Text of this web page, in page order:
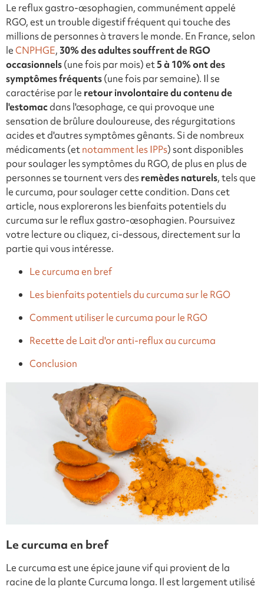
Le reflux gastro-œsophagien, communément appelé
RGO, est un trouble digestif fréquent qui touche des
millions de personnes à travers le monde. En France, selon
leCNPHGE, 30% des adultes souffrent de RGO
occasionnels(une fois par mois) et5 à 10% ont des
symptômes fréquents(une fois par semaine). Il se
caractérise par le retour involontaire du contenu de
l'estomacdans l'œsophage, ce qui provoque une
sensation de brûlure douloureuse, des régurgitations
acides et d'autres symptômes gênants. Si de nombreux
médicaments (etnotamment les IPPs) sont disponibles
pour soulager les symptômes du RGO, de plus en plus de
personnes se tournent vers desremèdes naturels, tels que
le curcuma, pour soulager cette condition. Dans cet
article, nous explorerons les bienfaits potentiels du
curcuma sur le reflux gastro-œsophagien. Poursuivez
votre lecture ou cliquez, ci-dessous, directement sur la
partie qui vous intéresse.
Le curcuma en bref
Les bienfaits potentiels du curcuma sur le RGO
Comment utiliser le curcuma pour le RGO
Recette de Lait d'or anti-reflux au curcuma
Conclusion
Le curcuma en bref
Le curcuma est une épice jaune vif qui provient de la
racine de la plante Curcuma longa. Il est largement utilisé